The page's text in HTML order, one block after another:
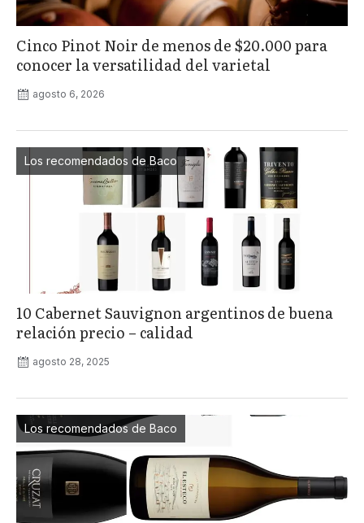
Cinco Pinot Noir de menos de $20.000 para
conocer la versatilidad del varietal
agosto 6, 2026
Los recomendados de Baco
10 Cabernet Sauvignon argentinos de buena
relación precio – calidad
agosto 28, 2025
Los recomendados de Baco